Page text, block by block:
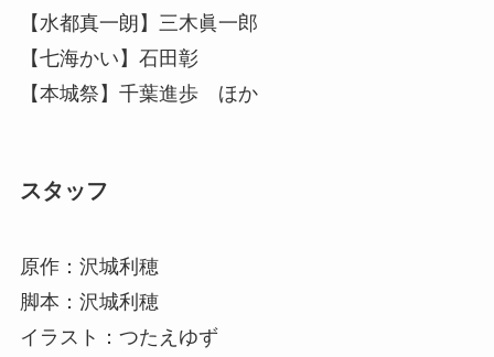
【水都真一朗】三木眞一郎
【七海かい】石田彰
【本城祭】千葉進歩 ほか
スタッフ
原作：沢城利穂
脚本：沢城利穂
イラスト：つたえゆず